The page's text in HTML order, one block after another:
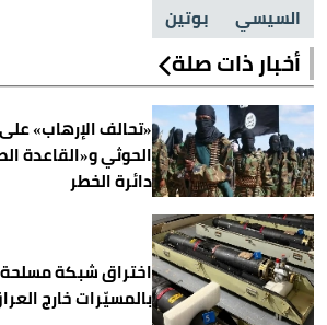
السيسي بوتين
أخبار ذات صلة
«تحالف الإرهاب»
الحوثي و«القاعدة
دائرة الخطر
اختراق شبكة
بالمسيّرات خارج